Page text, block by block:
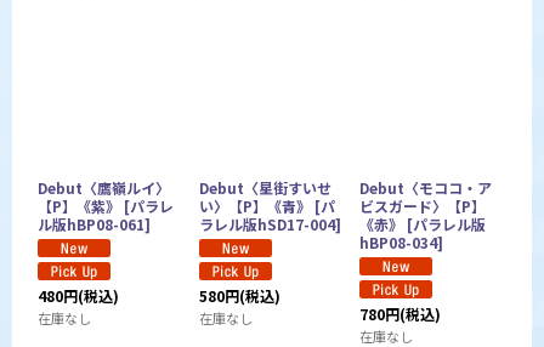
Debut〈鷹嶺ルイ〉
【P】《紫》 [パラレ
ル版hBP08-061]
480円(税込)
在庫なし
Debut〈星街すいせ
い〉【P】《青》 [パ
ラレル版hSD17-004]
580円(税込)
在庫なし
Debut〈モココ・ア
ビスガード〉【P】
《赤》 [パラレル版
hBP08-034]
780円(税込)
在庫なし